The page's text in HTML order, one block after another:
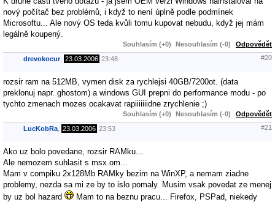
nový počítač bez problémů, i když to není úplně podle podmínek
Microsoftu... Ale nový OS teda kvůli tomu kupovat nebudu, když jej mám
legálně koupený.
Souhlasím (+0) Nesouhlasím (-0) Odpovědět
drevokocur, 23.03.2006 23:48 #20
rozsir ram na 512MB, vymen disk za rychlejsi 40GB/7200ot. (data
preklonuj napr. ghostom) a windows GUI prepni do performance modu - po
tychto zmenach mozes ocakavat rapiiiiiiidne zrychlenie ;)
Souhlasím (+0) Nesouhlasím (-0) Odpovědět
LucKobRa 23.03.2006 23:53 #21
Ako uz bolo povedane, rozsir RAMku...
Ale nemozem suhlasit s msx.om...
Mam v compiku 2x128Mb RAMky bezim na WinXP, a nemam ziadne
problemy, nezda sa mi ze by to islo pomaly. Musim vsak povedat ze menej
by uz bol hazard
Mam to na beznu pracu... Firefox, PSPad, niekedy